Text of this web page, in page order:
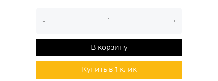
- +
В корзину
Купить в 1 клик